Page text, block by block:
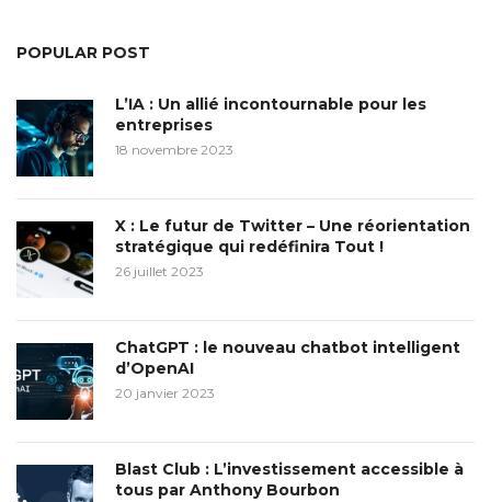
POPULAR POST
L’IA : Un allié incontournable pour les
entreprises
18 novembre 2023
X : Le futur de Twitter – Une réorientation
stratégique qui redéfinira Tout !
26 juillet 2023
ChatGPT : le nouveau chatbot intelligent
d’OpenAI
20 janvier 2023
Blast Club : L’investissement accessible à
tous par Anthony Bourbon